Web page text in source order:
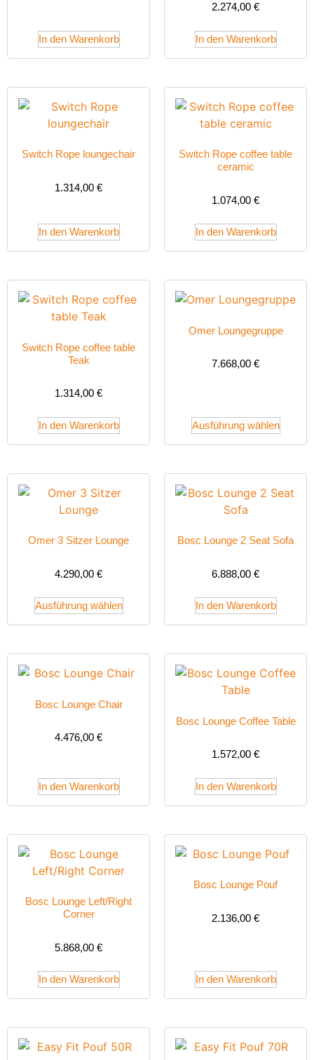
In den Warenkorb
2.274,00 €
In den Warenkorb
Switch Rope loungechair
1.314,00 €
In den Warenkorb
Switch Rope coffee table
ceramic
1.074,00 €
In den Warenkorb
Switch Rope coffee table
Teak
1.314,00 €
In den Warenkorb
Omer Loungegruppe
7.668,00 €
Ausführung wählen
Omer 3 Sitzer Lounge
4.290,00 €
Ausführung wählen
Bosc Lounge 2 Seat Sofa
6.888,00 €
In den Warenkorb
Bosc Lounge Chair
4.476,00 €
In den Warenkorb
Bosc Lounge Coffee Table
1.572,00 €
In den Warenkorb
Bosc Lounge Left/Right
Corner
5.868,00 €
In den Warenkorb
Bosc Lounge Pouf
2.136,00 €
In den Warenkorb